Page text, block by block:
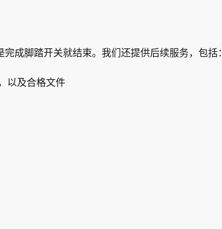
成脚踏开关就结束。我们还提供后续服务，包括：
以及合格文件